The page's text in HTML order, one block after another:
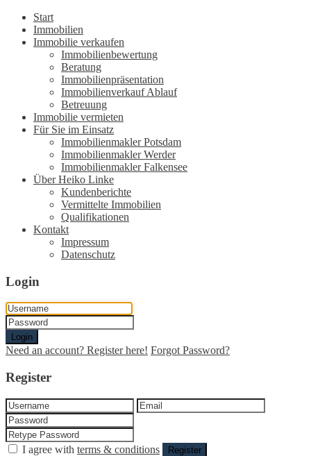
Start
Immobilien
Immobilie verkaufen
Immobilienbewertung
Beratung
Immobilienpräsentation
Immobilienverkauf Ablauf
Betreuung
Immobilie vermieten
Für Sie im Einsatz
Immobilienmakler Potsdam
Immobilienmakler Werder
Immobilienmakler Falkensee
Über Heiko Linke
Kundenberichte
Vermittelte Immobilien
Qualifikationen
Kontakt
Impressum
Datenschutz
Login
Login
Need an account? Register here! Forgot Password?
Register
I agree with terms & conditions Register